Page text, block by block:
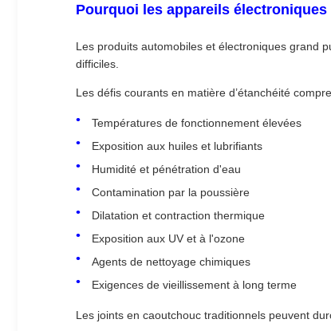
Pourquoi les appareils
Les produits automobiles et électroniques grand
difficiles.
Les défis courants en matière d’étanchéité
Températures de fonctionnement élevées
Exposition aux huiles et lubrifiants
Humidité et pénétration d'eau
Contamination par la poussière
Dilatation et contraction thermique
Exposition aux UV et à l'ozone
Agents de nettoyage chimiques
Exigences de vieillissement à long terme
Les joints en caoutchouc traditionnels peuvent